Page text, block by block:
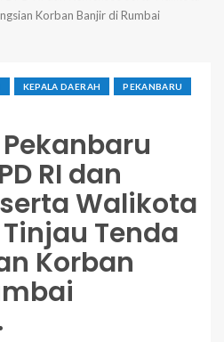
Korban Banjir di Rumbai
KEPALA DAERAH PEKANBARU
RI dan
Walikota
Tenda
Korban